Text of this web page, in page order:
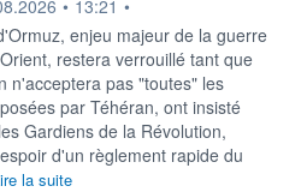
• 13:21 •
enjeu majeur de la guerre
restera verrouillé tant que
n'acceptera pas "toutes" les
par Téhéran, ont insisté
Gardiens de la Révolution,
d'un règlement rapide du
la suite